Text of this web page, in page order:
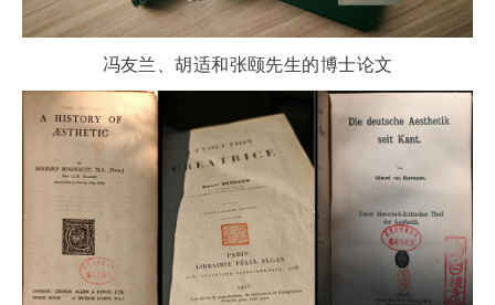
冯友兰、胡适和张颐先生的博士论文